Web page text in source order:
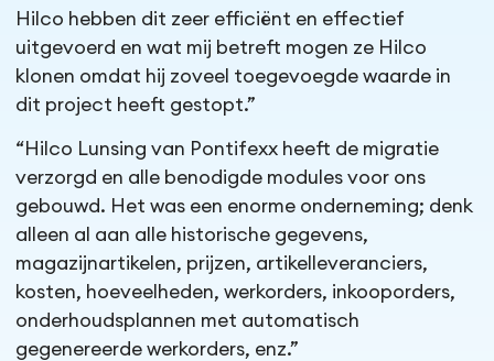
Hilco hebben dit zeer efficiënt en effectief
uitgevoerd en wat mij betreft mogen ze Hilco
klonen omdat hij zoveel toegevoegde waarde in
dit project heeft gestopt.”
“Hilco Lunsing van Pontifexx heeft de migratie
verzorgd en alle benodigde modules voor ons
gebouwd. Het was een enorme onderneming; denk
alleen al aan alle historische gegevens,
magazijnartikelen, prijzen, artikelleveranciers,
kosten, hoeveelheden, werkorders, inkooporders,
onderhoudsplannen met automatisch
gegenereerde werkorders, enz.”